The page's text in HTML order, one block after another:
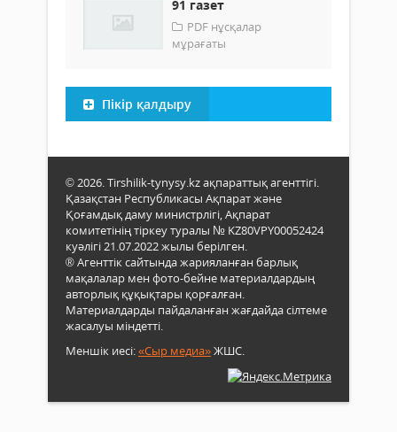
91 газет
PDF нұсқалар
мұрағаты
Пікір қалдыру
© 2026. Tirshilik-tynysy.kz ақпараттық агенттігі.
Қазақстан Республикасы Ақпарат және
Қоғамдық даму министрлігі, Ақпарат
комитетінің тіркеу туралы № KZ80VPY00052424
куәлігі 21.07.2022 жылы берілген.
® Агенттік сайтында жарияланған барлық
мақалалар мен фото-бейне материалдардың
авторлық құқықтары қорғалған.
Материалдарды пайдаланған жағдайда сілтеме
жасалуы міндетті.
Меншік иесі:«Сыр медиа»ЖШС.